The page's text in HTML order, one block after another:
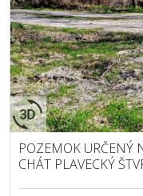
POZEMOK URČENÝ
CHÁT PLAVECKÝ